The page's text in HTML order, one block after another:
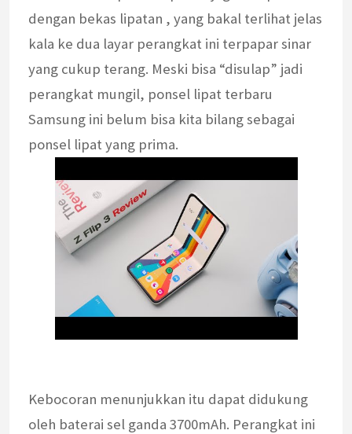
dengan bekas lipatan , yang bakal terlihat jelas
kala ke dua layar perangkat ini terpapar sinar
yang cukup terang. Meski bisa “disulap” jadi
perangkat mungil, ponsel lipat terbaru
Samsung ini belum bisa kita bilang sebagai
ponsel lipat yang prima.
Kebocoran menunjukkan itu dapat didukung
oleh baterai sel ganda 3700mAh. Perangkat ini